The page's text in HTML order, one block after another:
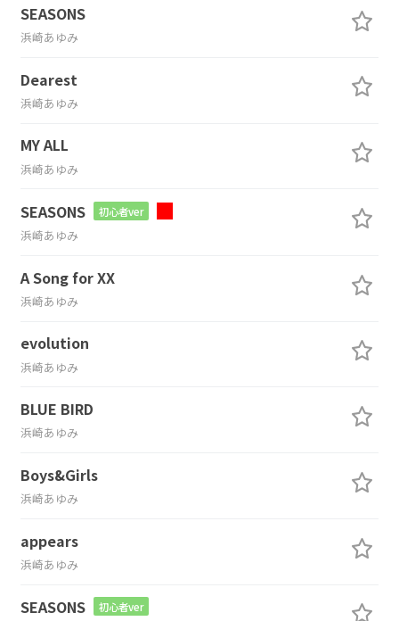
SEASONS
浜崎あゆみ
Dearest
浜崎あゆみ
MY ALL
浜崎あゆみ
SEASONS 初心者ver
浜崎あゆみ
A Song for XX
浜崎あゆみ
evolution
浜崎あゆみ
BLUE BIRD
浜崎あゆみ
Boys&Girls
浜崎あゆみ
appears
浜崎あゆみ
SEASONS 初心者ver